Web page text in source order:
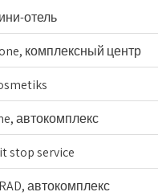
отель
комплексный центр
автокомплекс
stop service
автокомплекс